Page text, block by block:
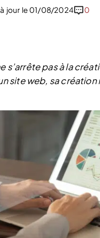
à jour le 01/08/2024 0
s’arrête pas à la
site web, sa